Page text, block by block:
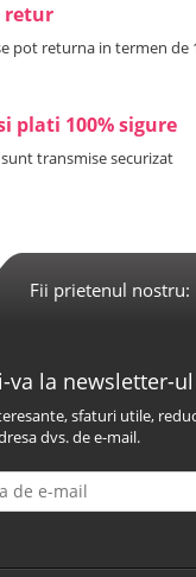
retur
pot returna in termen de
plati 100% sigure
transmise securizat
Fii prietenul nostru:
va la newsletter-
sfaturi utile,
dvs. de e-mail.